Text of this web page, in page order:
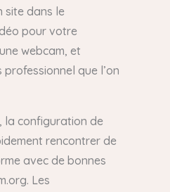
site dans le
pour votre
webcam, et
que l’on
la configuration de
rencontrer de
avec de bonnes
Les